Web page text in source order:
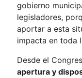
gobierno
legisladores,
aportar a esta
impacta en toda
Desde el
apertura y